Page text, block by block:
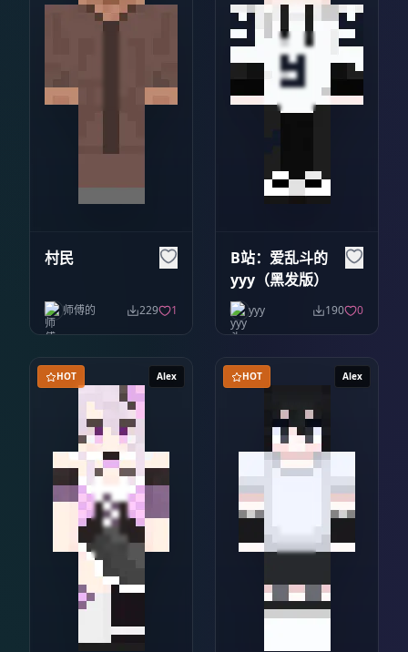
村民
师傅的 229 1
B站：爱乱斗的
yyy（黑发版）
yyy 190 0
Alex
HOT Alex
HOT